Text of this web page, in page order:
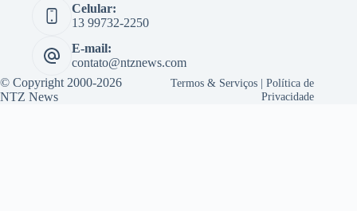
Celular:
13 99732-2250
E-mail:
contato@ntznews.com
© Copyright 2000-2026
NTZ News
Termos & Serviços |Política de
Privacidade